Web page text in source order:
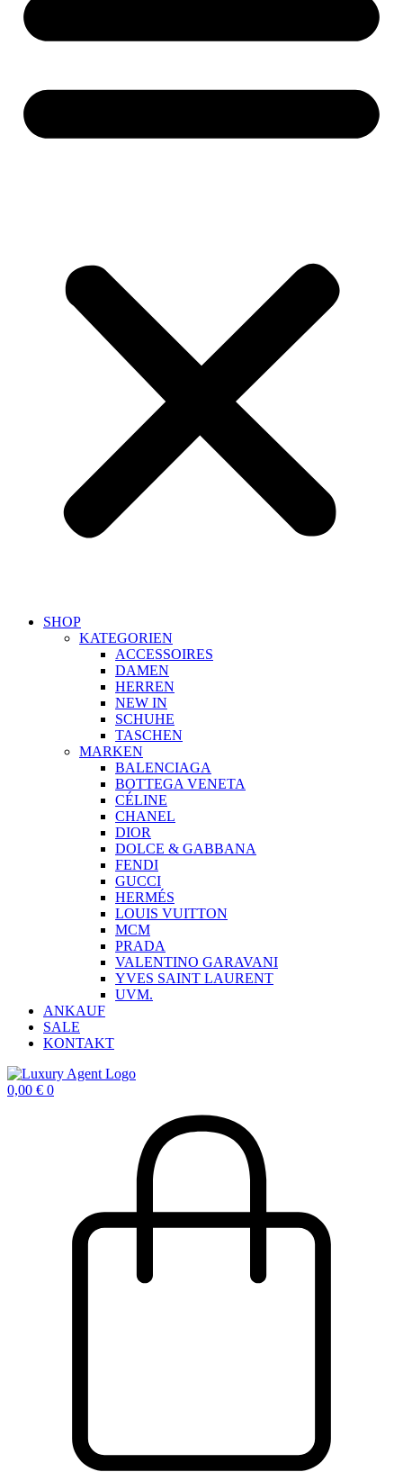
SHOP
KATEGORIEN
ACCESSOIRES
DAMEN
HERREN
NEW IN
SCHUHE
TASCHEN
MARKEN
BALENCIAGA
BOTTEGA VENETA
CÉLINE
CHANEL
DIOR
DOLCE & GABBANA
FENDI
GUCCI
HERMÉS
LOUIS VUITTON
MCM
PRADA
VALENTINO GARAVANI
YVES SAINT LAURENT
UVM.
ANKAUF
SALE
KONTAKT
0,00 € 0